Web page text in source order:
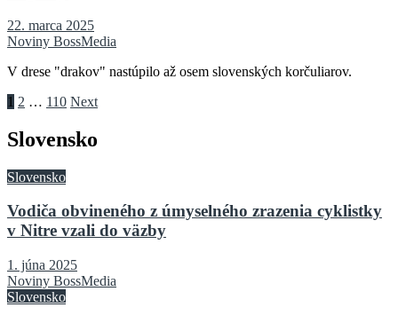
22. marca 2025
Noviny BossMedia
V drese "drakov" nastúpilo až osem slovenských korčuliarov.
Stránkovanie
príspevkov
1 2 … 110 Next
Slovensko
Slovensko
Vodiča obvineného z úmyselného zrazenia cyklistky
v Nitre vzali do väzby
1. júna 2025
Noviny BossMedia
Slovensko